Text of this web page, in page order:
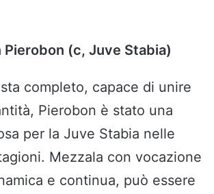
Pierobon (c, Juve Stabia)
completo, capace di unire
Pierobon è stato una
per la Juve Stabia nelle
Mezzala con vocazione
e continua, può essere